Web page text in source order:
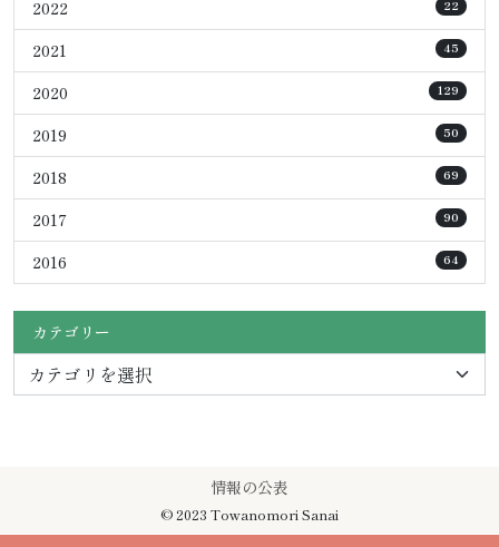
2022 22
2021 45
2020 129
2019 50
2018 69
2017 90
2016 64
カテゴリー
© 2023 Towanomori Sanai
情報の公表